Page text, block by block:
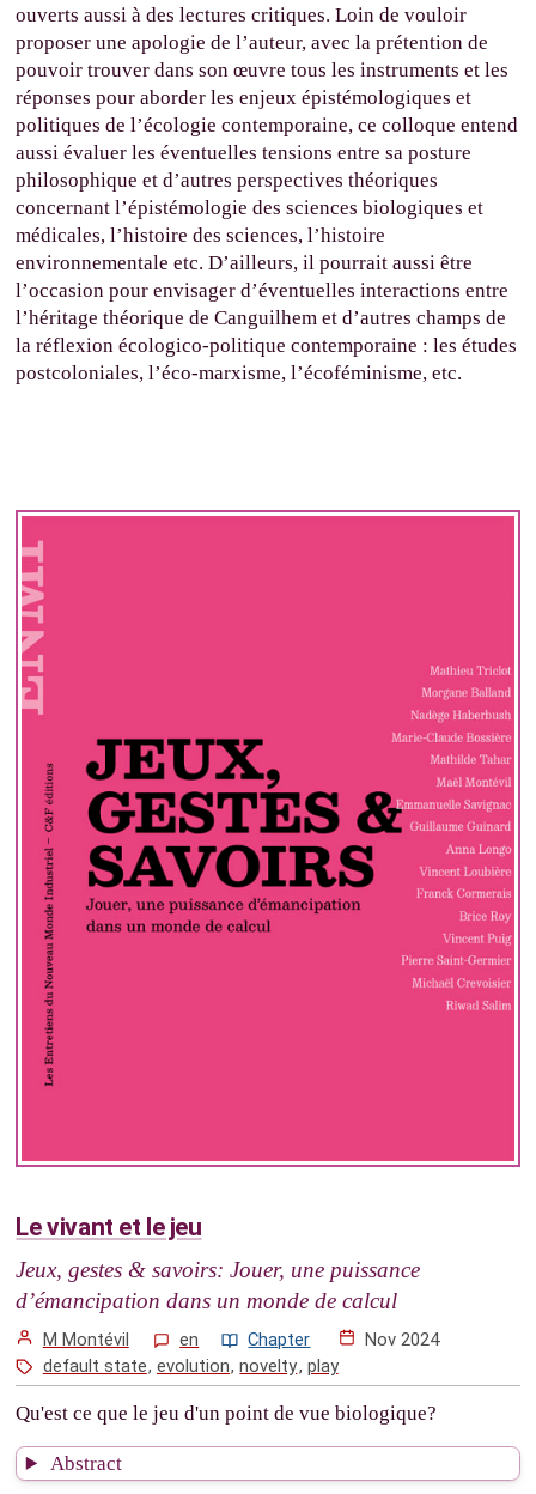
ouverts aussi à des lectures critiques. Loin de vouloir
proposer une apologie de l’auteur, avec la prétention de
pouvoir trouver dans son œuvre tous les instruments et les
réponses pour aborder les enjeux épistémologiques et
politiques de l’écologie contemporaine, ce colloque entend
aussi évaluer les éventuelles tensions entre sa posture
philosophique et d’autres perspectives théoriques
concernant l’épistémologie des sciences biologiques et
médicales, l’histoire des sciences, l’histoire
environnementale etc. D’ailleurs, il pourrait aussi être
l’occasion pour envisager d’éventuelles interactions entre
l’héritage théorique de Canguilhem et d’autres champs de
la réflexion écologico-politique contemporaine : les études
postcoloniales, l’éco-marxisme, l’écoféminisme, etc.
Le vivant et le jeu
Jeux, gestes & savoirs: Jouer, une puissance
d’émancipation dans un monde de calcul
M Montévil en Chapter
Nov 2024
default state,evolution,novelty, play
Qu'est ce que le jeu d'un point de vue biologique?
Abstract